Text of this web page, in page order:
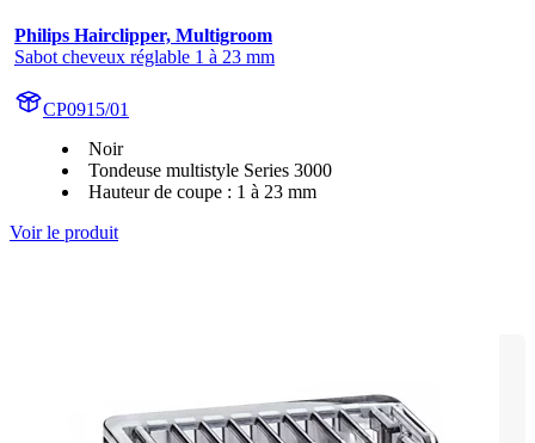
Philips Hairclipper, Multigroom
Sabot cheveux réglable 1 à 23 mm
CP0915/01
Noir
Tondeuse multistyle Series 3000
Hauteur de coupe : 1 à 23 mm
Voir le produit